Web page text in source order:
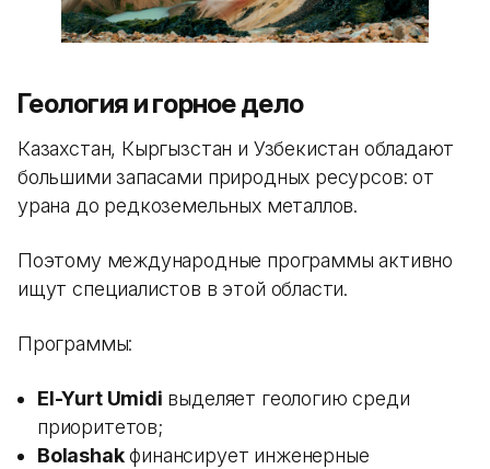
Геология и горное дело
Казахстан, Кыргызстан и Узбекистан обладают
большими запасами природных ресурсов: от
урана до редкоземельных металлов.
Поэтому международные программы активно
ищут специалистов в этой области.
Программы:
El-Yurt Umidi выделяет геологию среди
приоритетов;
Bolashakфинансирует инженерные